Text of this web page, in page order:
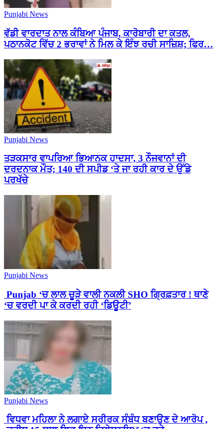
Punjabi News
ਵੱਡੀ ਵਾਰਦਾਤ ਨਾਲ ਕੰਬਿਆ ਪੰਜਾਬ, ਕਾਰੋਬਾਰੀ ਦਾ ਕਤਲ,
ਪਠਾਨਕੋਟ ਵਿੱਚ 2 ਭਰਾਵਾਂ ਨੇ ਮਿਲ ਕੇ ਇੰਝ ਰਚੀ ਸਾਜ਼ਿਸ਼; ਫਿਰ…
Punjabi News
ਤੜਕਸਾਰ ਵਾਪਰਿਆ ਭਿਆਨਕ ਹਾਦਸਾ, 3 ਨੌਜਵਾਨਾਂ ਦੀ
ਦਰਦਨਾਕ ਮੌਤ; 140 ਦੀ ਸਪੀਡ ‘ਤੇ ਜਾ ਰਹੀ ਕਾਰ ਦੇ ਉੱਡੇ
ਪਰਖੱਚੇ
Punjabi News
Punjab ‘ਚ ਲਾਲ ਚੂੜੇ ਵਾਲੀ ਨਕਲੀ SHO ਗ੍ਰਿਫ਼ਤਾਰ ! ਥਾਣੇ
‘ਚ ਵਰਦੀ ਪਾ ਕੇ ਕਰਦੀ ਰਹੀ ‘ਡਿਊਟੀ’
Punjabi News
ਵਿਧਵਾ ਮਹਿਲਾ ਨੇ ਲਗਾਏ ਸਰੀਰਕ ਸੰਬੰਧ ਬਣਾਉਣ ਦੇ ਆਰੋਪ ,